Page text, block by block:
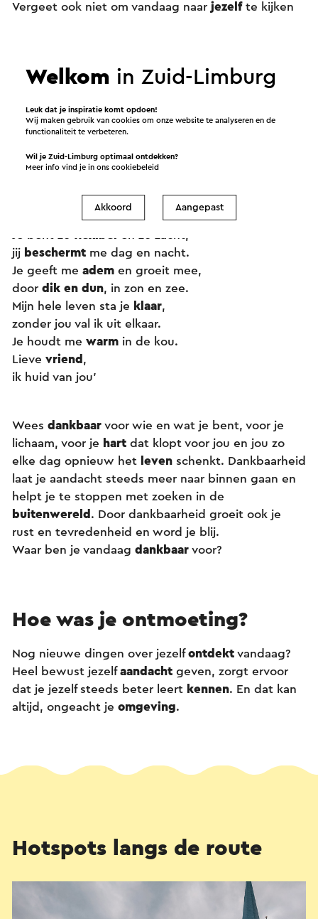
Vergeet ook niet om vandaag naar jezelfte kijken
nunodig ?” Misschien heb jedorst
of een beetje
Ontdek waar jebehoefteaan hebt.
jij beschermt me dag en nacht.
Je geeft me adem en groeit mee,
door dik en dun, in zon en zee.
Mijn hele leven sta je klaar,
zonder jou val ik uit elkaar.
Je houdt me warm in de kou.
Lieve vriend ,
ik huid van jou’
Wees dankbaar voor wie en wat je bent, voor je
lichaam, voor je hart dat klopt voor jou en jou zo
elke dag opnieuw het leven schenkt. Dankbaarheid
laat je aandacht steeds meer naar binnen gaan en
helpt je te stoppen met zoeken in de
buitenwereld . Door dankbaarheid groeit ook je
rust en tevredenheid en word je blij.
Waar ben je vandaag dankbaar voor?
Hoe was je ontmoeting?
Nog nieuwe dingen over jezelfontdekt vandaag?
Heel bewust jezelfaandacht geven, zorgt ervoor
dat je jezelf steeds beter leert kennen. En dat kan
altijd, ongeacht je omgeving.
Hotspots langs de route
Welkom in Zuid-Limburg
Leuk dat je inspiratie komt opdoen!
Wij maken gebruik van cookies om onze website te analyseren en de
functionaliteit te verbeteren.
Wil je Zuid-Limburg optimaal ontdekken?
Meer info vind je in onscookiebeleid
Akkoord Aangepast